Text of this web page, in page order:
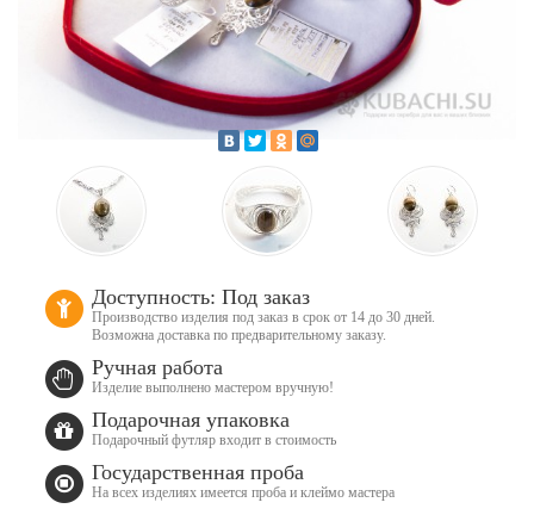
Доступность: Под заказ
Производство изделия под заказ в срок от 14 до 30 дней.
Возможна доставка по предварительному заказу.
Ручная работа
Изделие выполнено мастером вручную!
Подарочная упаковка
Подарочный футляр входит в стоимость
Государственная проба
На всех изделиях имеется проба и клеймо мастера